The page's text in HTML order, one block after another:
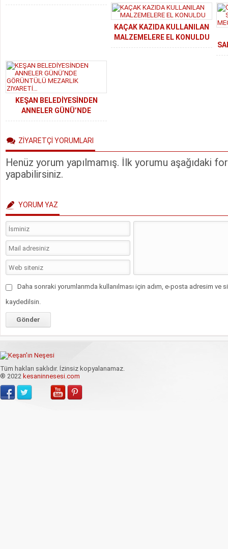
TEŞVİK EDİYOR”
KAÇAK KAZIDA KULLANILAN
MALZEMELERE EL KONULDU
KEŞAN BELEDİYESİNDEN
ANNELER GÜNÜ’NDE
GÖRÜNTÜLÜ MEZARLIK
ZİYARETÇİ YORUMLARI
Henüz yorum yapılmamış. İlk yorumu aşağıdaki
yapabilirsiniz.
YORUM YAZ
Daha sonraki yorumlarımda kullanılması için adım, e-posta adresim ve
kaydedilsin.
Tüm hakları saklıdır. İzinsiz kopyalanamaz.
® 2022 kesaninnesesi.com